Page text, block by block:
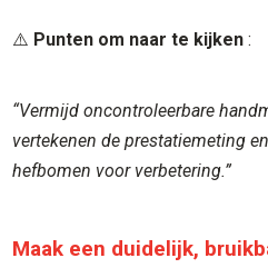
⚠️ Punten om naar te kijken :
“Vermijd oncontroleerbare
vertekenen de prestatiemeting
hefbomen voor verbetering.”
Maak een duidelijk,